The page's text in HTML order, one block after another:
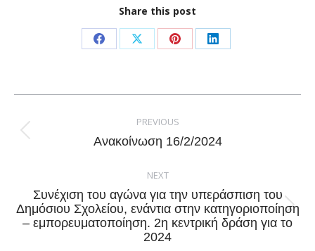
Share this post
Share
Facebook
Share
X
Share
Pinterest
Share
LinkedIn
navigation
PREVIOUS
Previous
Ανακοίνωση 16/2/2024
NEXT
Next
post:
Συνέχιση του αγώνα για την υπεράσπιση του
Δημόσιου Σχολείου, ενάντια στην κατηγοριοποίηση
– εμπορευματοποίηση. 2η κεντρική δράση για το
2024